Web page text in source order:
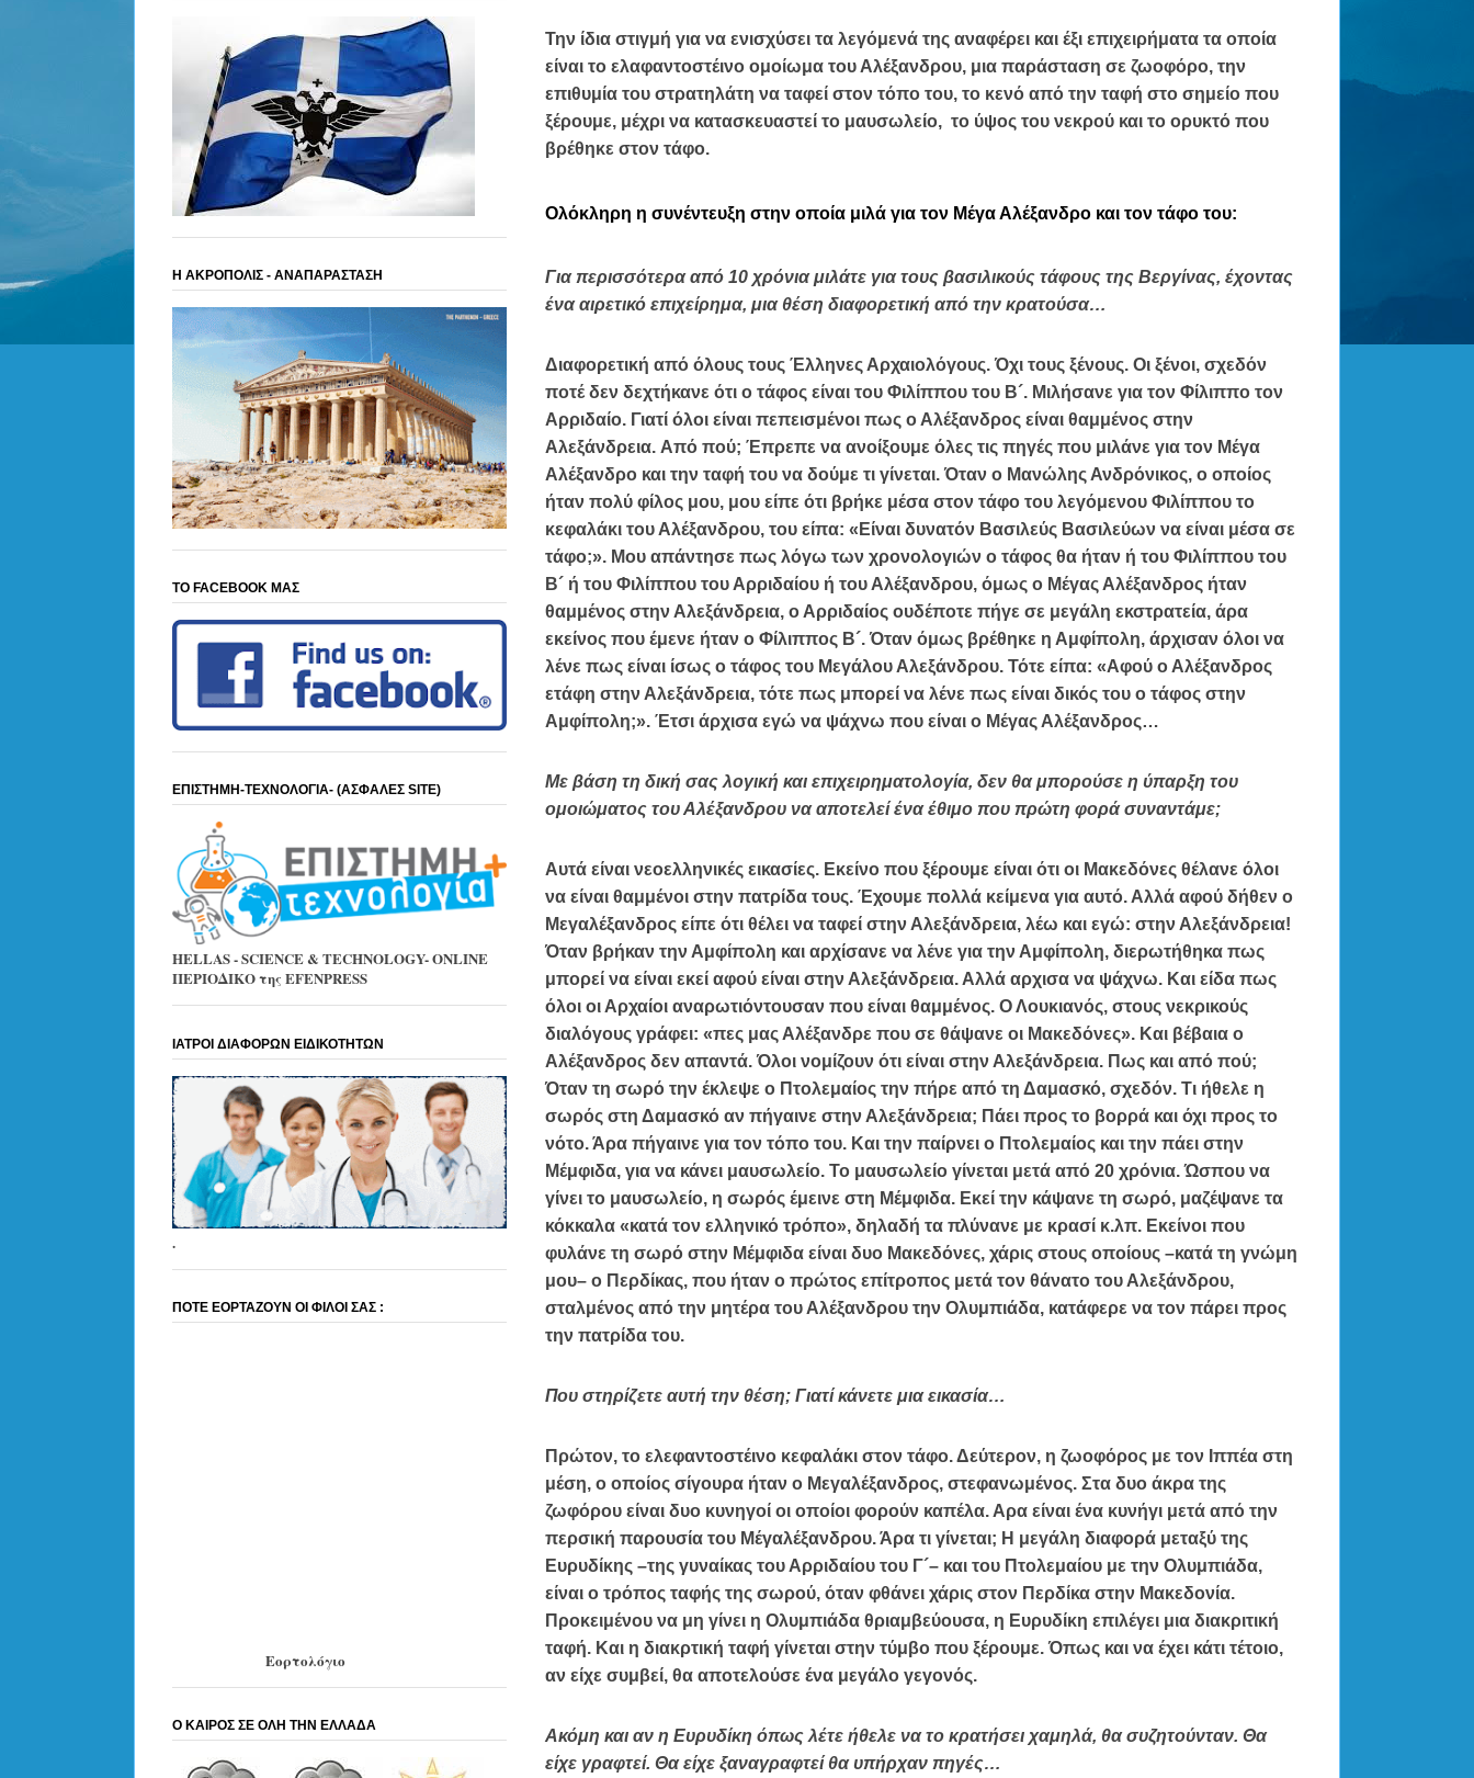
Την ίδια στιγμή για να ενισχύσει τα λεγόμενά της αναφέρει και έξι επιχειρήματα τα οποία
είναι το ελαφαντοστέινο ομοίωμα του Αλέξανδρου, μια παράσταση σε ζωοφόρο, την
επιθυμία του στρατηλάτη να ταφεί στον τόπο του, το κενό από την ταφή στο σημείο που
ξέρουμε, μέχρι να κατασκευαστεί το μαυσωλείο, το ύψος του νεκρού και το ορυκτό που
βρέθηκε στον τάφο.
Ολόκληρη η συνέντευξη στην οποία μιλά για τον Μέγα Αλέξανδρο και τον τάφο του:
Για περισσότερα από 10 χρόνια μιλάτε για τους βασιλικούς τάφους της Βεργίνας, έχοντας
ένα αιρετικό επιχείρημα, μια θέση διαφορετική από την κρατούσα…
Διαφορετική από όλους τους Έλληνες Αρχαιολόγους. Όχι τους ξένους. Οι ξένοι, σχεδόν
ποτέ δεν δεχτήκανε ότι ο τάφος είναι του Φιλίππου του Β´. Μιλήσανε για τον Φίλιππο τον
Αρριδαίο. Γιατί όλοι είναι πεπεισμένοι πως ο Αλέξανδρος είναι θαμμένος στην
Αλεξάνδρεια. Από πού; Έπρεπε να ανοίξουμε όλες τις πηγές που μιλάνε για τον Μέγα
Αλέξανδρο και την ταφή του να δούμε τι γίνεται. Όταν ο Μανώλης Ανδρόνικος, ο οποίος
ήταν πολύ φίλος μου, μου είπε ότι βρήκε μέσα στον τάφο του λεγόμενου Φιλίππου το
κεφαλάκι του Αλέξανδρου, του είπα: «Είναι δυνατόν Βασιλεύς Βασιλεύων να είναι μέσα σε
τάφο;». Μου απάντησε πως λόγω των χρονολογιών ο τάφος θα ήταν ή του Φιλίππου του
Β´ ή του Φιλίππου του Αρριδαίου ή του Αλέξανδρου, όμως ο Μέγας Αλέξανδρος ήταν
θαμμένος στην Αλεξάνδρεια, ο Αρριδαίος ουδέποτε πήγε σε μεγάλη εκστρατεία, άρα
εκείνος που έμενε ήταν ο Φίλιππος Β´. Όταν όμως βρέθηκε η Αμφίπολη, άρχισαν όλοι να
λένε πως είναι ίσως ο τάφος του Μεγάλου Αλεξάνδρου. Τότε είπα: «Αφού ο Αλέξανδρος
ετάφη στην Αλεξάνδρεια, τότε πως μπορεί να λένε πως είναι δικός του ο τάφος στην
Αμφίπολη;». Έτσι άρχισα εγώ να ψάχνω που είναι ο Μέγας Αλέξανδρος…
Με βάση τη δική σας λογική και επιχειρηματολογία, δεν θα μπορούσε η ύπαρξη του
ομοιώματος του Αλέξανδρου να αποτελεί ένα έθιμο που πρώτη φορά συναντάμε;
Αυτά είναι νεοελληνικές εικασίες. Εκείνο που ξέρουμε είναι ότι οι Μακεδόνες θέλανε όλοι
να είναι θαμμένοι στην πατρίδα τους. Έχουμε πολλά κείμενα για αυτό. Αλλά αφού δήθεν ο
Μεγαλέξανδρος είπε ότι θέλει να ταφεί στην Αλεξάνδρεια, λέω και εγώ: στην Αλεξάνδρεια!
Όταν βρήκαν την Αμφίπολη και αρχίσανε να λένε για την Αμφίπολη, διερωτήθηκα πως
μπορεί να είναι εκεί αφού είναι στην Αλεξάνδρεια. Αλλά αρχισα να ψάχνω. Και είδα πως
όλοι οι Αρχαίοι αναρωτιόντουσαν που είναι θαμμένος. Ο Λουκιανός, στους νεκρικούς
διαλόγους γράφει: «πες μας Αλέξανδρε που σε θάψανε οι Μακεδόνες». Και βέβαια ο
Αλέξανδρος δεν απαντά. Όλοι νομίζουν ότι είναι στην Αλεξάνδρεια. Πως και από πού;
Όταν τη σωρό την έκλεψε ο Πτολεμαίος την πήρε από τη Δαμασκό, σχεδόν. Τι ήθελε η
σωρός στη Δαμασκό αν πήγαινε στην Αλεξάνδρεια; Πάει προς το βορρά και όχι προς το
νότο. Άρα πήγαινε για τον τόπο του. Και την παίρνει ο Πτολεμαίος και την πάει στην
Μέμφιδα, για να κάνει μαυσωλείο. Το μαυσωλείο γίνεται μετά από 20 χρόνια. Ώσπου να
γίνει το μαυσωλείο, η σωρός έμεινε στη Μέμφιδα. Εκεί την κάψανε τη σωρό, μαζέψανε τα
κόκκαλα «κατά τον ελληνικό τρόπο», δηλαδή τα πλύνανε με κρασί κ.λπ. Εκείνοι που
φυλάνε τη σωρό στην Μέμφιδα είναι δυο Μακεδόνες, χάρις στους οποίους –κατά τη γνώμη
μου– ο Περδίκας, που ήταν ο πρώτος επίτροπος μετά τον θάνατο του Αλεξάνδρου,
σταλμένος από την μητέρα του Αλέξανδρου την Ολυμπιάδα, κατάφερε να τον πάρει προς
την πατρίδα του.
Που στηρίζετε αυτή την θέση; Γιατί κάνετε μια εικασία…
Πρώτον, το ελεφαντοστέινο κεφαλάκι στον τάφο. Δεύτερον, η ζωοφόρος με τον Ιππέα στη
μέση, ο οποίος σίγουρα ήταν ο Μεγαλέξανδρος, στεφανωμένος. Στα δυο άκρα της
ζωφόρου είναι δυο κυνηγοί οι οποίοι φορούν καπέλα. Αρα είναι ένα κυνήγι μετά από την
περσική παρουσία του Μέγαλέξανδρου. Άρα τι γίνεται; Η μεγάλη διαφορά μεταξύ της
Ευρυδίκης –της γυναίκας του Αρριδαίου του Γ´– και του Πτολεμαίου με την Ολυμπιάδα,
είναι ο τρόπος ταφής της σωρού, όταν φθάνει χάρις στον Περδίκα στην Μακεδονία.
Προκειμένου να μη γίνει η Ολυμπιάδα θριαμβεύουσα, η Ευρυδίκη επιλέγει μια διακριτική
ταφή. Και η διακρτική ταφή γίνεται στην τύμβο που ξέρουμε. Όπως και να έχει κάτι τέτοιο,
αν είχε συμβεί, θα αποτελούσε ένα μεγάλο γεγονός.
Ακόμη και αν η Ευρυδίκη όπως λέτε ήθελε να το κρατήσει χαμηλά, θα συζητούνταν. Θα
είχε γραφτεί. Θα είχε ξαναγραφτεί θα υπήρχαν πηγές…
Η ΑΚΡΟΠΟΛΙΣ - ΑΝΑΠΑΡΑΣΤΑΣΗ
ΤΟ FACEBOOK ΜΑΣ
ΕΠΙΣΤΗΜΗ-ΤΕΧΝΟΛΟΓΙΑ- (ΑΣΦΑΛΕΣ SITE)
HELLAS - SCIENCE & TECHNOLOGY- ONLINE
ΠΕΡΙΟΔΙΚΟ της EFENPRESS
ΙΑΤΡΟΙ ΔΙΑΦΟΡΩΝ ΕΙΔΙΚΟΤΗΤΩΝ
.
ΠΟΤΕ ΕΟΡΤΑΖΟΥΝ ΟΙ ΦΙΛΟΙ ΣΑΣ :
Εορτολόγιο
Ο ΚΑΙΡΟΣ ΣΕ ΟΛΗ ΤΗΝ ΕΛΛΑΔΑ